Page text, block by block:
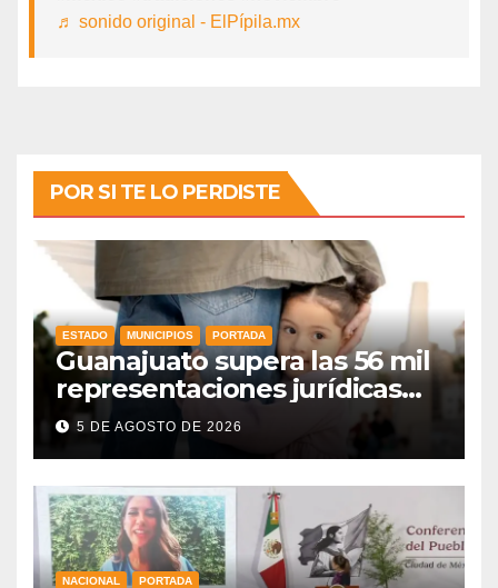
♬ sonido original - ElPípila.mx
POR SI TE LO PERDISTE
ESTADO MUNICIPIOS PORTADA
Guanajuato supera las 56 mil
representaciones jurídicas
para tutelar los derechos de
la niñez
5 DE AGOSTO DE 2026
NACIONAL PORTADA